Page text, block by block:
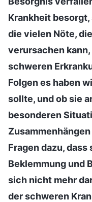
Krankheit
die vielen Nöte,
verursachen
schweren
Folgen es haben
sollte, und ob sie
besonderen
Fragen dazu,
Beklemmung und
sich nicht mehr
der schweren